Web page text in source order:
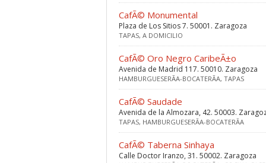
CafÃ© Monumental
Plaza de Los Sitios 7. 50001. Zaragoza
TAPAS, A DOMICILIO
CafÃ© Oro Negro CaribeÃ±o
Avenida de Madrid 117. 50010. Zaragoza
HAMBURGUESERÃ­A-BOCATERÃ­A, TAPAS
CafÃ© Saudade
Avenida de la Almozara, 42. 50003.
TAPAS, HAMBURGUESERÃ­A-BOCATERÃ­A
CafÃ© Taberna Sinhaya
Calle Doctor Iranzo, 31. 50002. Zaragoza